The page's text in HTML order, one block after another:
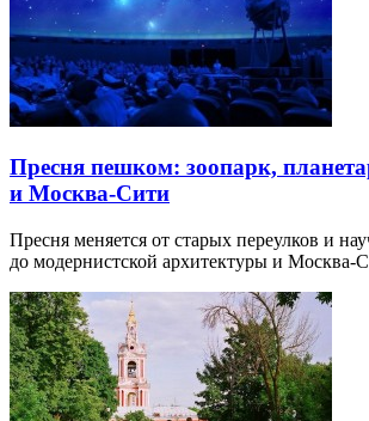
Пресня пешком: зоопарк,
и Москва-Сити
Пресня меняется от старых переулков и
до модернистской архитектуры и Москва-